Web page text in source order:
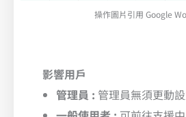
操作圖片引用 Google
影響用戶
管理員 : 管理員無須更動